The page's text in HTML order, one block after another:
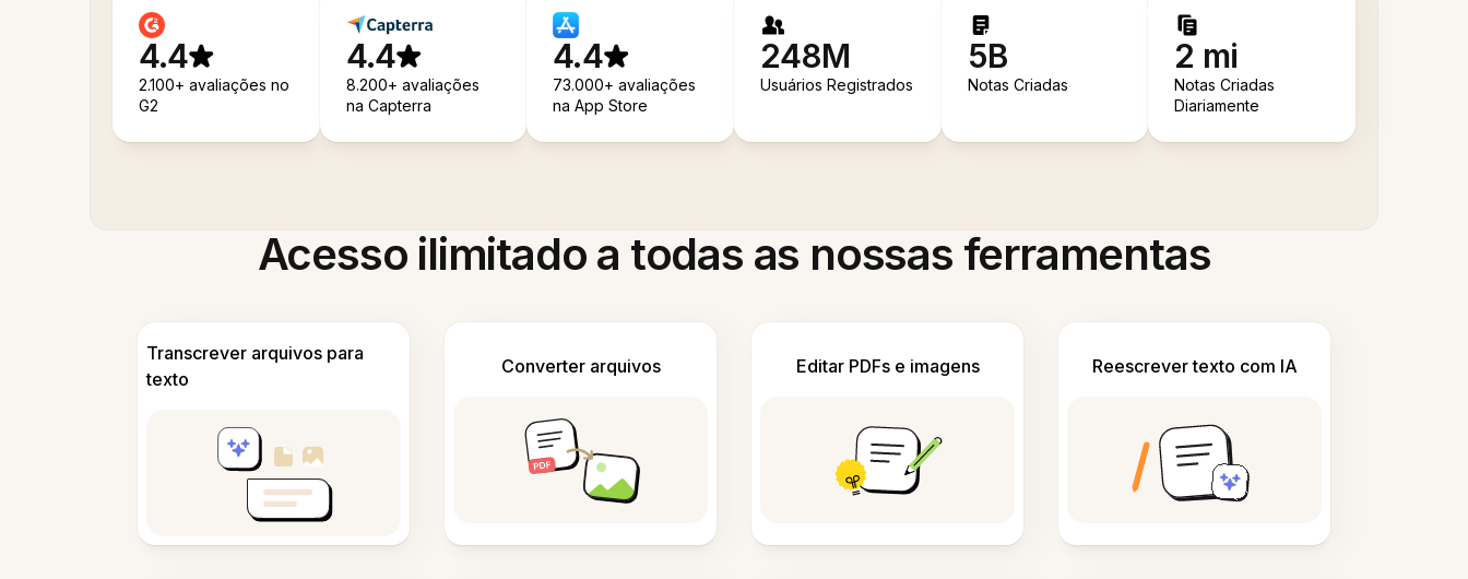
4.4
2.100+ avaliações no
G2
4.4
8.200+ avaliações
na Capterra
4.4
73.000+ avaliações
na App Store
248M
Usuários Registrados
5B
Notas Criadas
2 mi
Notas Criadas
Diariamente
Acesso ilimitado a todas as nossas ferramentas
Transcrever arquivos para
texto
Converter arquivos Editar PDFs e imagens Reescrever texto com IA